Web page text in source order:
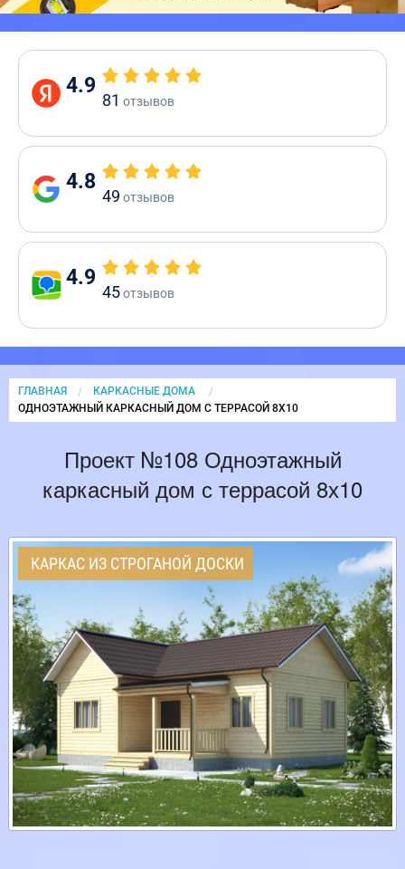
4.9
81 отзывов
4.8
49 отзывов
4.9
45отзывов
ГЛАВНАЯ
КАРКАСНЫЕ ДОМА
CURRENT:
ОДНОЭТАЖНЫЙ КАРКАСНЫЙ ДОМ С ТЕРРАСОЙ 8Х10
Проект №108 Одноэтажный
каркасный дом с террасой 8х10
КАРКАС ИЗ СТРОГАНОЙ ДОСКИ